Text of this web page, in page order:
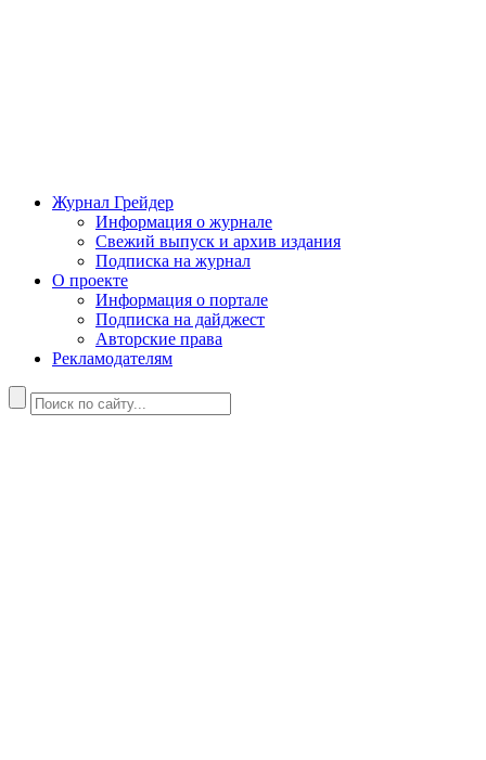
Журнал Грейдер
Информация о журнале
Свежий выпуск и архив издания
Подписка на журнал
О проекте
Информация о портале
Подписка на дайджест
Авторские права
Рекламодателям